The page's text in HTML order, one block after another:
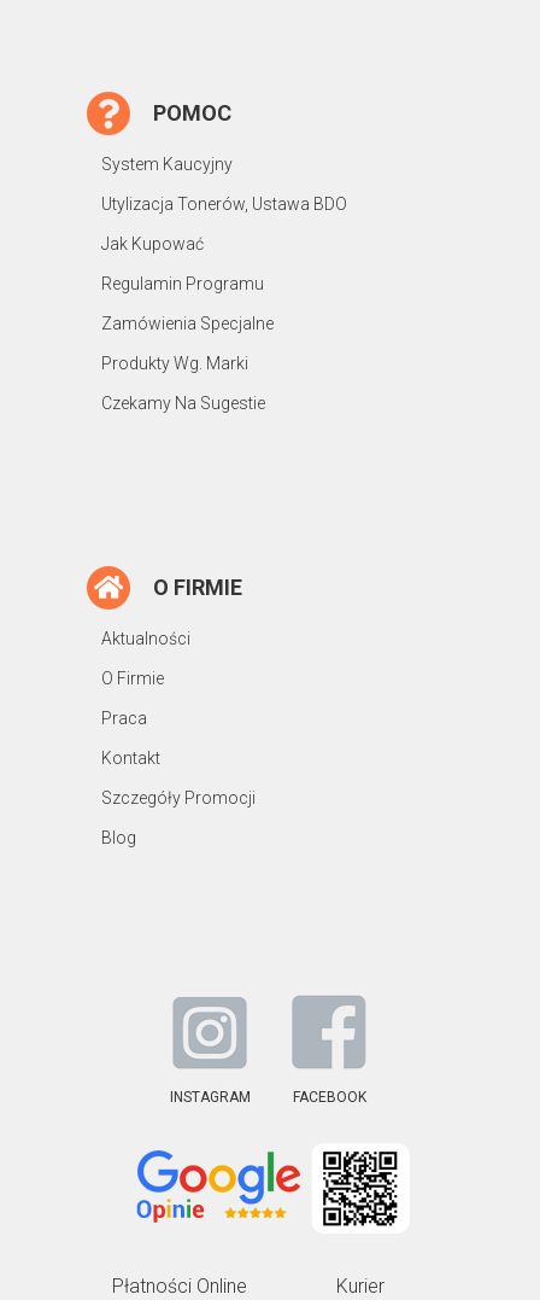
POMOC
System Kaucyjny
Utylizacja Tonerów, Ustawa BDO
Jak Kupować
Regulamin Programu
Zamówienia Specjalne
Produkty Wg. Marki
Czekamy Na Sugestie
O FIRMIE
Aktualności
O Firmie
Praca
Kontakt
Szczegóły Promocji
Blog
INSTAGRAM FACEBOOK
Płatności Online Kurier